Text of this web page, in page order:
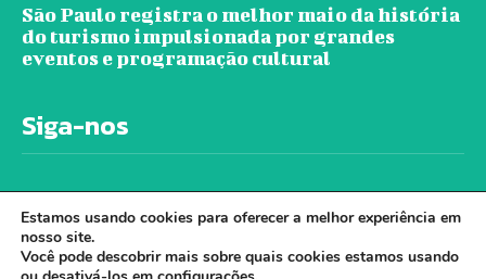
São Paulo registra o melhor maio da história
do turismo impulsionada por grandes
eventos e programação cultural
Siga-nos
Estamos usando cookies para oferecer a melhor experiência em
nosso site.
Você pode descobrir mais sobre quais cookies estamos usando